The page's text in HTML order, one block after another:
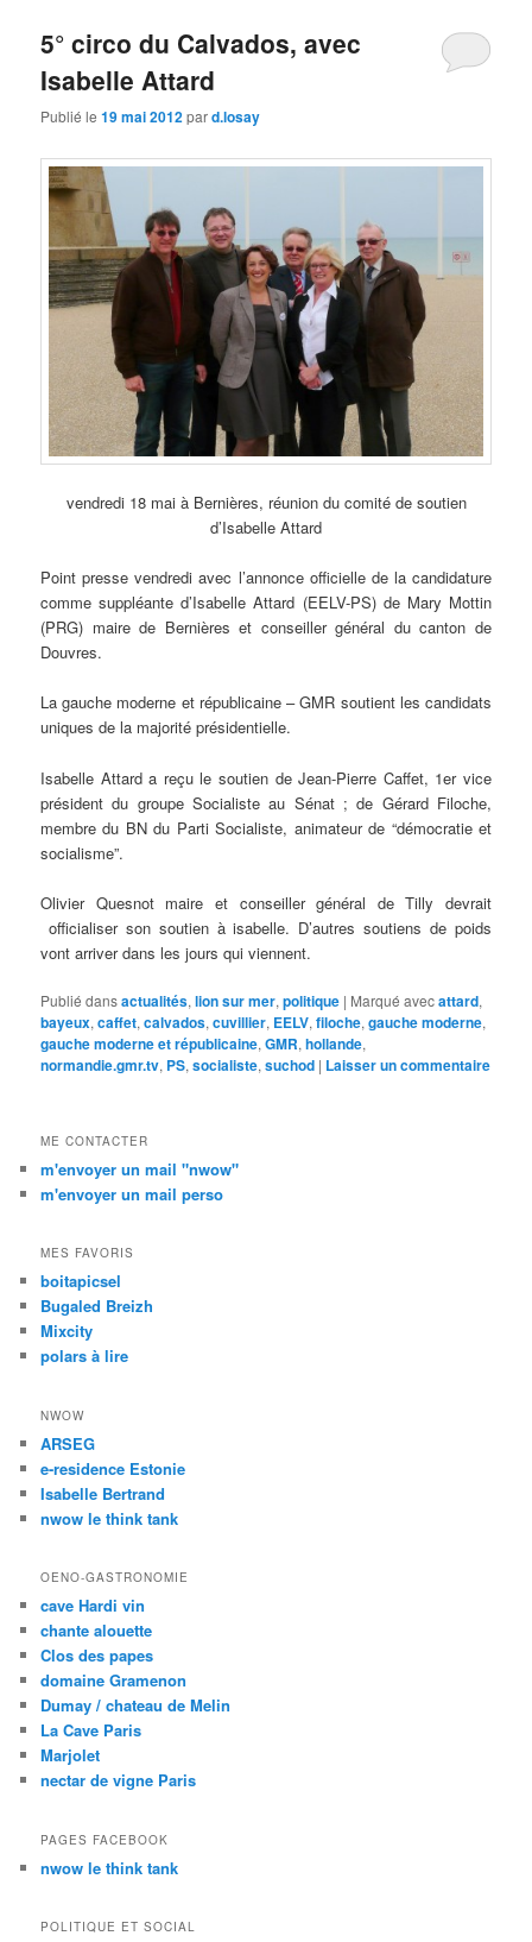
5° circo du Calvados, avec
Isabelle Attard
Publié le19 mai 2012pard.losay
vendredi 18 mai à Bernières, réunion du comité de soutien
d’Isabelle Attard
Point presse vendredi avec l’annonce officielle de la candidature
comme suppléante d’Isabelle Attard (EELV-PS) de Mary Mottin
(PRG) maire de Bernières et conseiller général du canton de
Douvres.
La gauche moderne et républicaine – GMR soutient les candidats
uniques de la majorité présidentielle.
Isabelle Attard a reçu le soutien de Jean-Pierre Caffet, 1er vice
président du groupe Socialiste au Sénat ; de Gérard Filoche,
membre du BN du Parti Socialiste, animateur de “démocratie et
socialisme”.
Olivier Quesnot maire et conseiller général de Tilly devrait
officialiser son soutien à isabelle. D’autres soutiens de poids
vont arriver dans les jours qui viennent.
Publié dansactualités,lion sur mer,politique | Marqué avecattard,
bayeux,caffet,calvados,cuvillier, EELV,filoche,gauche moderne,
gauche moderne et républicaine,GMR,hollande,
normandie.gmr.tv, PS,socialiste,suchod | Laisser un commentaire
ME CONTACTER
m'envoyer un mail "nwow"
m'envoyer un mail perso
MES FAVORIS
boitapicsel
Bugaled Breizh
Mixcity
polars à lire
NWOW
ARSEG
e-residence Estonie
Isabelle Bertrand
nwow le think tank
OENO-GASTRONOMIE
cave Hardi vin
chante alouette
Clos des papes
domaine Gramenon
Dumay / chateau de Melin
La Cave Paris
Marjolet
nectar de vigne Paris
PAGES FACEBOOK
nwow le think tank
POLITIQUE ET SOCIAL